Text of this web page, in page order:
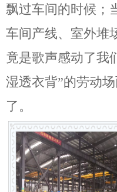
飘过车间的时候；
车间产线、室外堆
竟是歌声感动了我
湿透衣背”的劳动
了。